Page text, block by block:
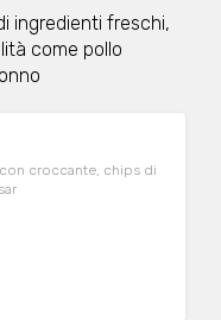
ingredienti freschi,
come pollo
croccante, chips di